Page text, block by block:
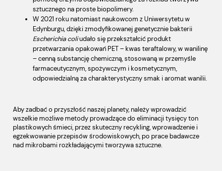
sztucznego na proste biopolimery.
W 2021 roku natomiast naukowcom z Uniwersytetu w
Edynburgu, dzięki zmodyfikowanej genetycznie bakterii
Escherichia coliudało się przekształcić produkt
przetwarzania opakowań PET – kwas teraftalowy, w wanilinę
– cenną substancję chemiczną, stosowaną w przemyśle
farmaceutycznym, spożywczym i kosmetycznym,
odpowiedzialną za charakterystyczny smak i aromat wanilii.
Aby zadbać o przyszłość naszej planety, należy wprowadzić
wszelkie możliwe metody prowadzące do eliminacji tysięcy ton
plastikowych śmieci, przez skuteczny recykling, wprowadzenie i
egzekwowanie przepisów środowiskowych, po prace badawcze
nad mikrobami rozkładającymi tworzywa sztuczne.